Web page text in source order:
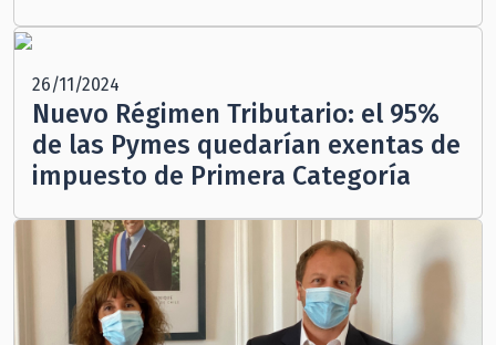
26/11/2024
Nuevo Régimen Tributario: el 95%
de las Pymes quedarían exentas de
impuesto de Primera Categoría